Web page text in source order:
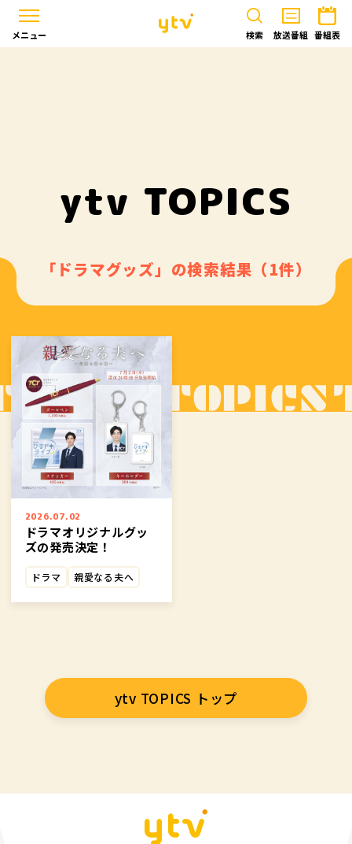
検索 放送番組 番組表
メニュー
ytv TOPICS
「ドラマグッズ」の検索結果（1件）
2026.07.02
ドラマオリジナルグッ
ズの発売決定！
ドラマ 親愛なる夫へ
ytv TOPICS トップ